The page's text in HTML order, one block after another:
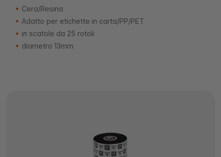
Cera/Resina
Adatto per etichette in carta/PP/PET
in scatole da 25 rotoli
diametro 13mm